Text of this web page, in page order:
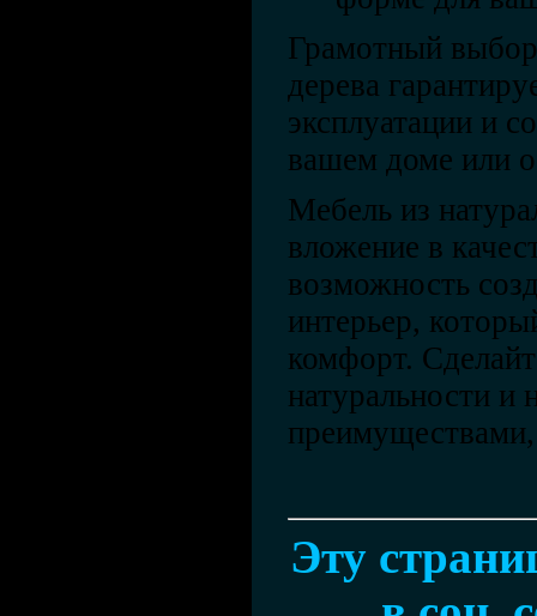
Грамотный
дерева
эксплуатации и
вашем доме или
Мебель из
вложение в
возможность
интерьер,
комфорт.
натуральности и
Эту